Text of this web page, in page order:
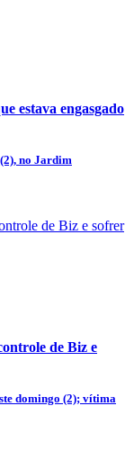
estava engasgado
no Jardim
de Biz e
domingo (2); vítima